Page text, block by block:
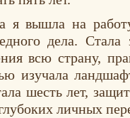
я вышла на
дела.
всю страну,
изучала
шесть лет,
личных